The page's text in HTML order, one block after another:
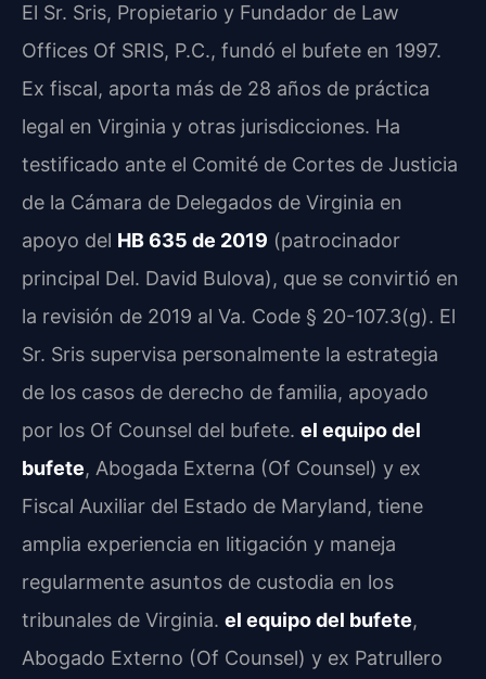
El Sr. Sris, Propietario y Fundador de Law
Offices Of SRIS, P.C., fundó el bufete en 1997.
Ex fiscal, aporta más de 28 años de práctica
legal en Virginia y otras jurisdicciones. Ha
testificado ante el Comité de Cortes de Justicia
de la Cámara de Delegados de Virginia en
apoyo del HB 635 de 2019 (patrocinador
principal Del. David Bulova), que se convirtió en
la revisión de 2019 al Va. Code § 20-107.3(g). El
Sr. Sris supervisa personalmente la estrategia
de los casos de derecho de familia, apoyado
por los Of Counsel del bufete. el equipo del
bufete, Abogada Externa (Of Counsel) y ex
Fiscal Auxiliar del Estado de Maryland, tiene
amplia experiencia en litigación y maneja
regularmente asuntos de custodia en los
tribunales de Virginia. el equipo del bufete,
Abogado Externo (Of Counsel) y ex Patrullero